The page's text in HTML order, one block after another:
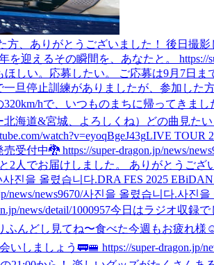
方、ありがとうございました！ 後日撮影
迎えるその瞬間を、あなたと。 https://
い。応募したい。 ご応募は9月7日まで
旦停止訓練がありましたが、参加した
hで、いつものまちに帰ってきま
海道&宮城、よろしくね）
どの曲見たい
watch?v=eyoqBgeJ43gLIVE TOUR
付中🐉 https://super-dragon.jp/news/
2人でお届けしました。 ありがとうござ
사진을 올렸습니다.DRA FES 2025
news/news9670/사진을 올렸습니다.사진을
news/detail/1000957今日はラジオ収録で
ふんどし見てね〜食べた今週もお疲れ様
ましょう🚃🚝 https://super-dragon.jp/